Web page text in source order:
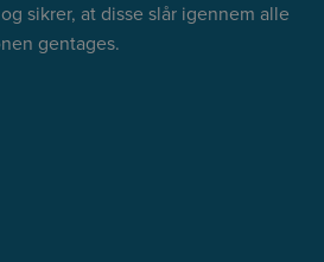
sikrer, at disse slår igennem alle
gentages.